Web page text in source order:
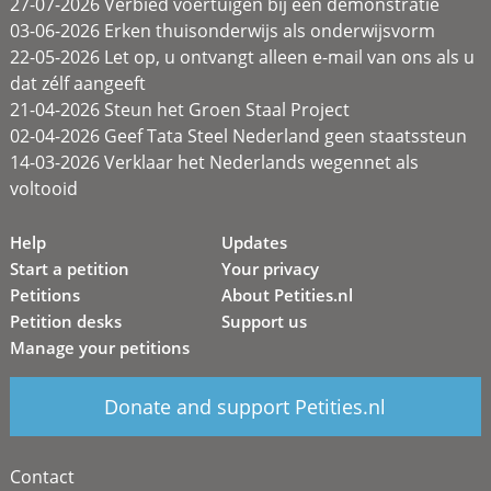
03-06-2026 Erken thuisonderwijs als onderwijsvorm
22-05-2026 Let op, u ontvangt alleen e-mail van ons als u
dat zélf aangeeft
21-04-2026 Steun het Groen Staal Project
02-04-2026 Geef Tata Steel Nederland geen staatssteun
14-03-2026 Verklaar het Nederlands wegennet als
voltooid
Help
Start a petition
Petitions
Petition desks
Manage your petitions
Updates
Your privacy
About Petities.nl
Support us
Donate and support Petities.nl
Contact